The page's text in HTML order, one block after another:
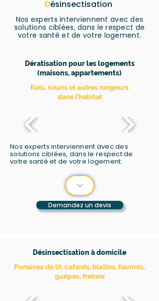
Désinsectisation
Nos experts interviennent avec des
solutions ciblées, dans le respect de
votre santé et de votre logement.
Dératisation pour les logements
(maisons, appartements)
Rats, souris et autres rongeurs
dans l'habitat
Nos experts interviennent avec des
solutions ciblées, dans le respect de
votre santé et de votre logement.
Demandez un devis
Désinsectisation à domicile
Punaises de lit, cafards, blattes, fourmis,
guêpes, frelons